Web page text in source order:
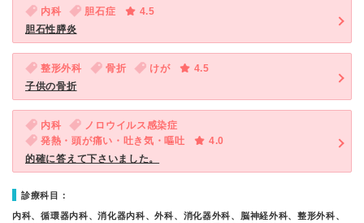
内科 胆石症
4.5
胆石性膵炎
整形外科 骨折 けが
4.5
子供の骨折
内科
ノロウイルス感染症
発熱・頭が痛い・吐き気・嘔吐
4.0
的確に答えて下さいました。
診療科目：
内科、循環器内科、消化器内科、外科、消化器外科、脳神経外科、整形外科、